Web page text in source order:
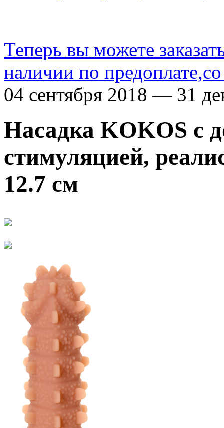
Теперь вы можете
наличии по
04 сентября 2018 — 31
Насадка KOKOS с
стимуляцией,
12.7 см